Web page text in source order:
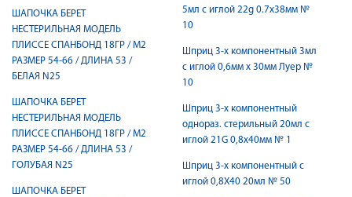
ШАПОЧКА БЕРЕТ
НЕСТЕРИЛЬНАЯ МОДЕЛЬ
ПЛИССЕ СПАНБОНД 18ГР / М2
РАЗМЕР 54-66 / ДЛИНА 53 /
БЕЛАЯ N25
ШАПОЧКА БЕРЕТ
НЕСТЕРИЛЬНАЯ МОДЕЛЬ
ПЛИССЕ СПАНБОНД 18ГР / М2
РАЗМЕР 54-66 / ДЛИНА 53 /
ГОЛУБАЯ N25
ШАПОЧКА БЕРЕТ
5мл с иглой 22g 0.7х38мм №
10
Шприц 3-х компонентный 3мл
с иглой 0,6мм х 30мм Луер №
10
Шприц 3-х компонентный
однораз. стерильный 20мл с
иглой 21G 0,8х40мм № 1
Шприц 3-х компонентный с
иглой 0,8X40 20мл № 50